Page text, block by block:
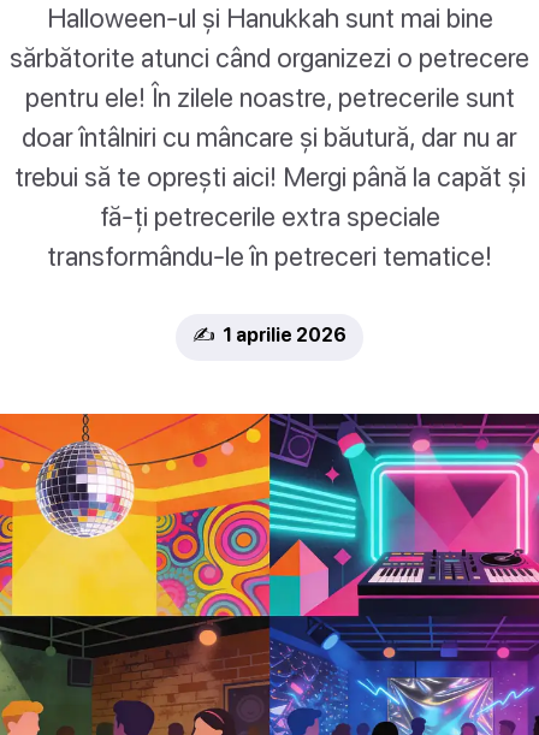
Halloween-ul și Hanukkah sunt mai bine
sărbătorite atunci când organizezi o petrecere
pentru ele! În zilele noastre, petrecerile sunt
doar întâlniri cu mâncare și băutură, dar nu ar
trebui să te oprești aici! Mergi până la capăt și
fă-ți petrecerile extra speciale
transformându-le în petreceri tematice!
✍️ 1 aprilie 2026